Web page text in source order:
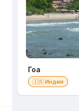
Гоа
🇮🇳 Индия